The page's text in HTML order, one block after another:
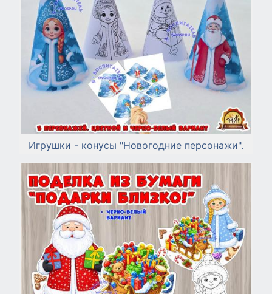
Игрушки - конусы "Новогодние персонажи".